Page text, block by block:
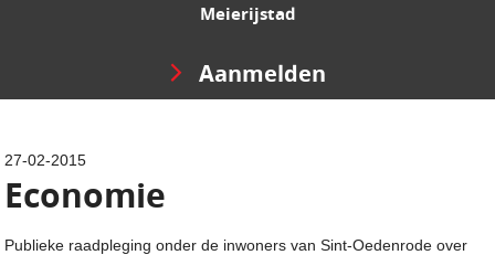
Meierijstad
Aanmelden
27-02-2015
Economie
Publieke raadpleging onder de inwoners van Sint-Oedenrode over